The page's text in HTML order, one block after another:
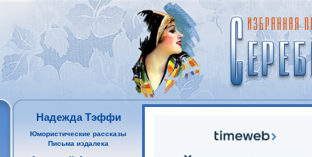
Надежда Тэффи
Юмористические рассказы
Письма издалека